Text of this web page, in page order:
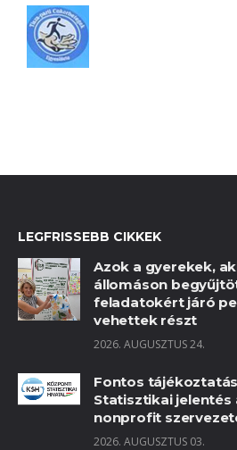
LEGFRISSEBB CIKKEK
Azok a gyerekek,
állomáson
feladatokért járó
vehettek részt
2026. AUGUSZTUS 24.
Fontos tájékoztatás
Statisztikai jelentés
nonprofit
2026. AUGUSZTUS 03.